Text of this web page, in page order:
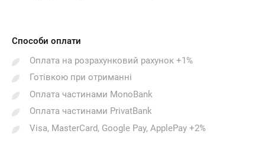
Способи оплати
Оплата на розрахунковий рахунок +1%
Готівкою при отриманні
Оплата частинами MonoBank
Оплата частинами PrivatBank
Visa, MasterCard, Google Pay, ApplePay +2%